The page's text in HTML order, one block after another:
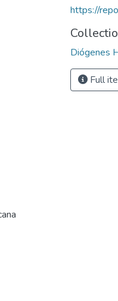
https://
Diógenes
Full